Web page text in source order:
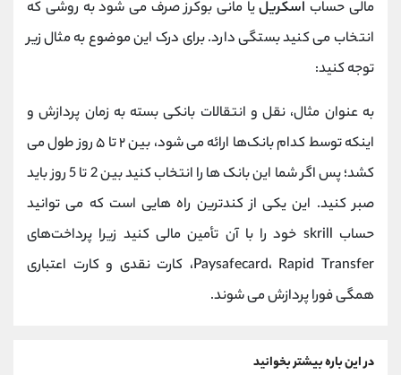
مالی حساب اسکریلیا مانی بوکرز صرف می شود به روشی که
انتخاب می کنید بستگی دارد. برای درک این موضوع به مثال زیر
توجه کنید:
به عنوان مثال، نقل و انتقالات بانکی بسته به زمان پردازش و
اینکه توسط کدام بانک‌ها ارائه می‌ شود، بین ۲ تا ۵ روز طول می
‌کشد؛ پس اگر شما این بانک ها را انتخاب کنید بین 2 تا 5 روز باید
صبر کنید. این یکی از کندترین راه‌ هایی است که می‌ توانید
حساب skrill خود را با آن تأمین مالی کنید زیرا پرداخت‌های
Paysafecard، Rapid Transfer، کارت نقدی و کارت اعتباری
همگی فورا پردازش می ‌شوند.
در این باره بیشتر بخوانید